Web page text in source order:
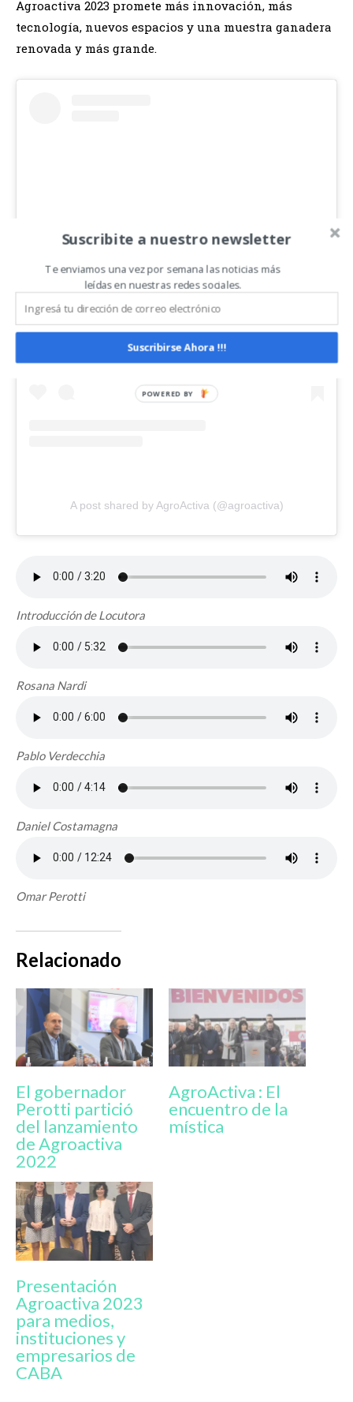
Agroactiva 2023 promete más innovación, más
tecnología, nuevos espacios y una muestra ganadera
renovada y más grande.
A post shared by AgroActiva (@agroactiva)
Introducción de Locutora
Rosana Nardi
Pablo Verdecchia
Daniel Costamagna
Omar Perotti
Relacionado
El gobernador
Perotti partició
del lanzamiento
de Agroactiva
2022
AgroActiva : El
encuentro de la
mística
Presentación
Agroactiva 2023
para medios,
instituciones y
empresarios de
CABA
Suscribite a nuestro newsletter
Te enviamos una vez por semana las noticias más
leídas en nuestras redes sociales.
Suscribirse Ahora !!!